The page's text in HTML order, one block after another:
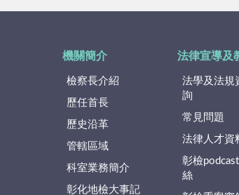
機關簡介
檢察長介紹
歷任首長
歷史沿革
管轄區域
科室業務簡介
彰化地檢大事記
法律宣導及
法學及法規
詢
常見問題
法律人才資
彰檢
絲